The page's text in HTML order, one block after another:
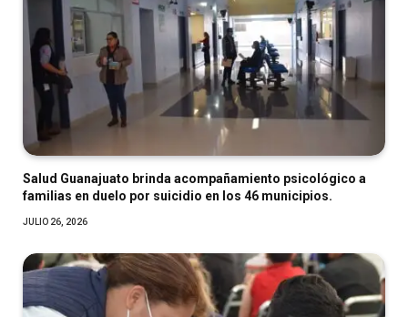
Salud Guanajuato brinda acompañamiento psicológico a
familias en duelo por suicidio en los 46 municipios.
JULIO 26, 2026